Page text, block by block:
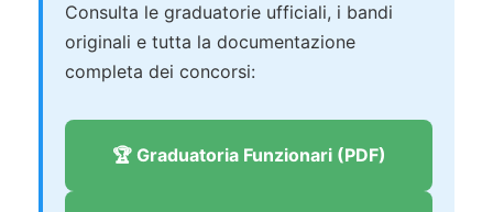
Consulta le graduatorie ufficiali, i bandi
originali e tutta la documentazione
completa dei concorsi:
🏆 Graduatoria Funzionari (PDF)